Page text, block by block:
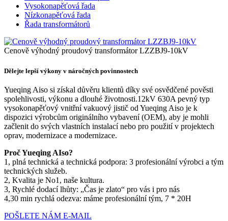
Vysokonapěťová řada
Nízkonapěťová řada
Řada transformátorů
Cenově výhodný proudový transformátor LZZBJ9-10kV
Dělejte lepší výkony v náročných povinnostech
Yueqing Aiso si získal důvěru klientů díky své osvědčené pověsti
spolehlivosti, výkonu a dlouhé životnosti.12kV 630A pevný typ
vysokonapěťový vnitřní vakuový jistič od Yueqing Aiso je k
dispozici výrobcům originálního vybavení (OEM), aby je mohli
začlenit do svých vlastních instalací nebo pro použití v projektech
oprav, modernizace a modernizace.
Proč Yueqing AIso?
1, plná technická a technická podpora: 3 profesionální výrobci a tým
technických služeb.
2, Kvalita je No1, naše kultura.
3, Rychlé dodací lhůty: „Čas je zlato“ pro vás i pro nás
4,30 min rychlá odezva: máme profesionální tým, 7 * 20H
POŠLETE NÁM E-MAIL